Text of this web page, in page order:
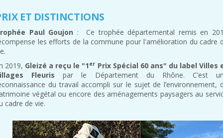
ET DISTINCTIONS
Paul Goujon : Ce trophée départemental remis en
les efforts de la commune pour l'amélioration du cadre
2019, Gleizé a reçu le "1 er Prix Spécial 60 ans" du label Villes
Fleuris par le Département du Rhône. C’est
du travail accompli sur le sujet de l’environnement,
végétal ou encore des aménagements paysagers au
cadre de vie.